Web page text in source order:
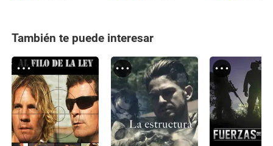
También te puede interesar